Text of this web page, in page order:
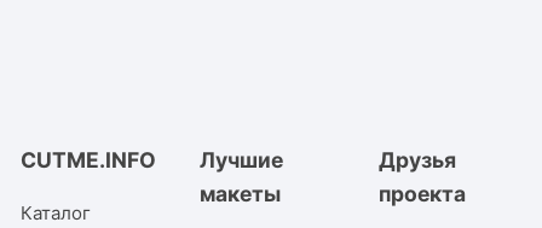
CUTME.INFO
Каталог
Лучшие
макеты
Друзья
проекта